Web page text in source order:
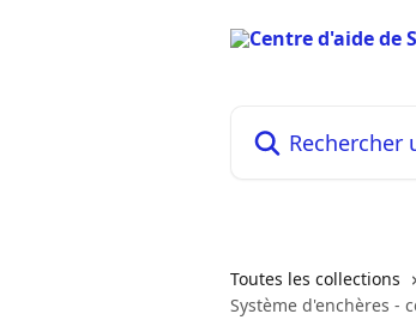
Toutes les collections
Système d'enchères -